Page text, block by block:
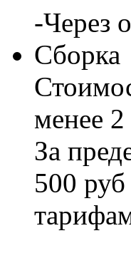
-Через
Сборка
менее
За
500 руб